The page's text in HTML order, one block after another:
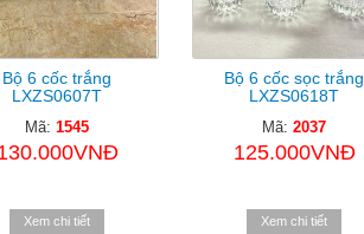
Bộ 6 cốc trắng
LXZS0607T
Mã: 1545
Xem chi tiết
Bộ 6 cốc sọc trắng
LXZS0618T
Mã: 2037
125.000VNĐ
Xem chi tiết